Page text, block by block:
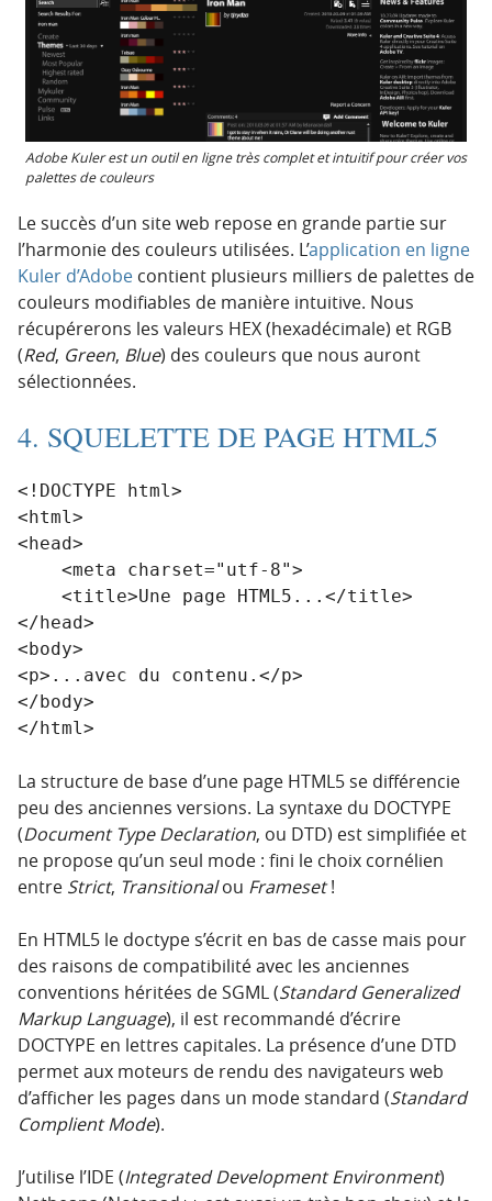
Adobe Kuler est un outil en ligne très complet et intuitif pour créer vos
palettes de couleurs
Le succès d’un site web repose en grande partie sur
l’harmonie des couleurs utilisées. L’application en ligne
Kuler d’Adobe contient plusieurs milliers de palettes de
couleurs modifiables de manière intuitive. Nous
récupérerons les valeurs HEX (hexadécimale) et RGB
(Red, Green, Blue) des couleurs que nous auront
sélectionnées.
4. SQUELETTE DE PAGE HTML5
<!DOCTYPE html>
<html>
<head>
</head>
<body>
<p>...avec du contenu.</p>
</body>
La structure de base d’une page HTML5 se différencie
peu des anciennes versions. La syntaxe du DOCTYPE
(Document Type Declaration, ou DTD) est simplifiée et
ne propose qu’un seul mode : fini le choix cornélien
entre Strict, Transitionalou Frameset!
En HTML5 le doctype s’écrit en bas de casse mais pour
des raisons de compatibilité avec les anciennes
conventions héritées de SGML (Standard Generalized
Markup Language), il est recommandé d’écrire
DOCTYPE en lettres capitales. La présence d’une DTD
permet aux moteurs de rendu des navigateurs web
d’afficher les pages dans un mode standard (Standard
Complient Mode).
J’utilise l’IDE (Integrated Development Environment)